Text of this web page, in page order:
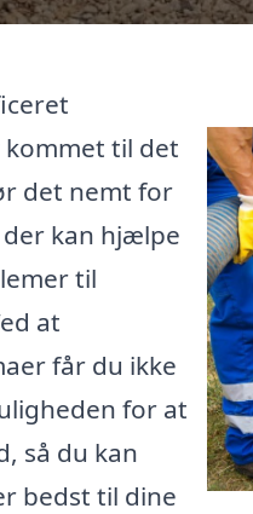
kommet til det
det nemt for
kan hjælpe
til
at
får du ikke
for at
så du kan
bedst til dine